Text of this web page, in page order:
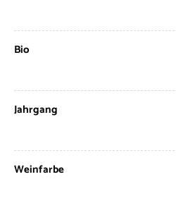
Bio
Jahrgang
Weinfarbe